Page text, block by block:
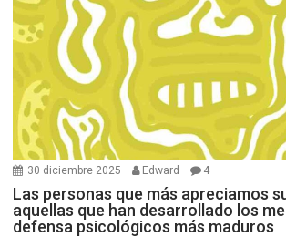
30 diciembre 2025 Edward 4
Las personas que más apreciamos
aquellas que han desarrollado los
defensa psicológicos más maduros